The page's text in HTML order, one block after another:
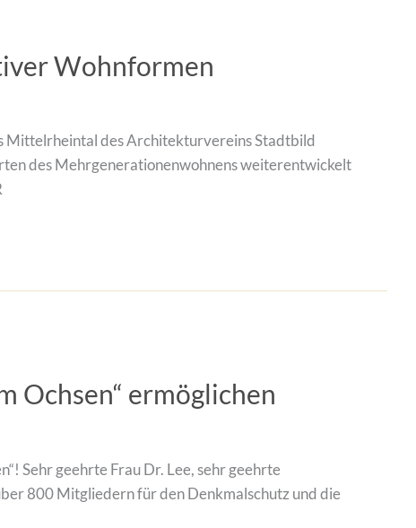
Wohnformen
Mittelrheintal des Architekturvereins Stadtbild
des Mehrgenerationenwohnens weiterentwickelt
Ochsen“ ermöglichen
Sehr geehrte Frau Dr. Lee, sehr geehrte
800 Mitgliedern für den Denkmalschutz und die